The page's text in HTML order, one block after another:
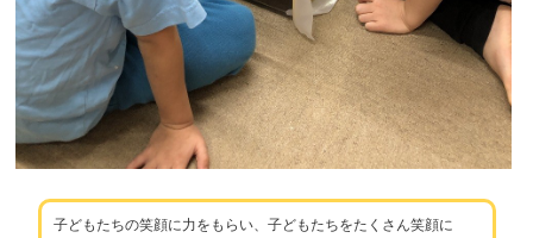
子どもたちの笑顔に力をもらい、子どもたちをたくさん笑顔に